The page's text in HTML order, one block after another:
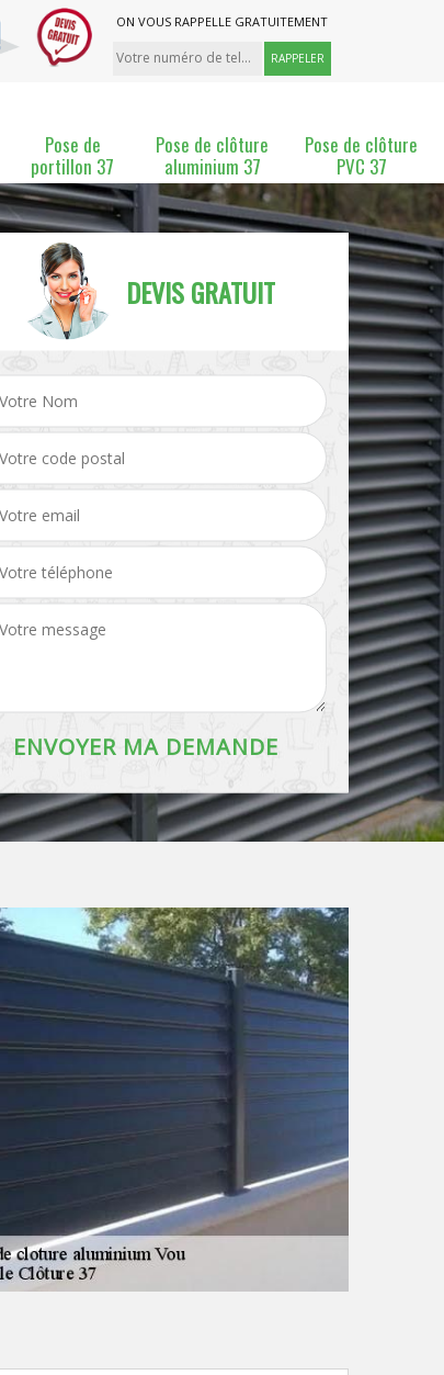
ON VOUS RAPPELLE GRATUITEMENT
Pose de
portillon 37
Pose de clôture
aluminium 37
Pose de clôture
PVC 37
Pose de grillage 37
DEVIS GRATUIT